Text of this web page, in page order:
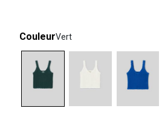
CouleurVert